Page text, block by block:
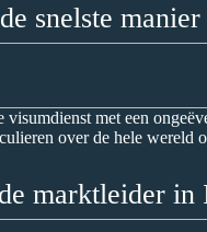
snelste
met een
over de hele wereld
marktleider in